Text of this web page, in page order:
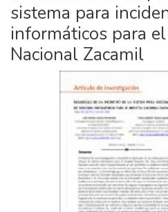
sistema para
informáticos para
Nacional Zacamil